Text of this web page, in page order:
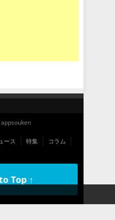
ース 特集
コラム
Top ↑